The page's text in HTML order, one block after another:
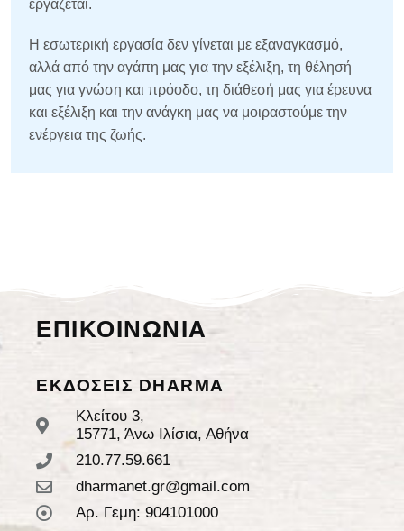
εργάζεται.
Η εσωτερική εργασία δεν γίνεται με εξαναγκασμό,
αλλά από την αγάπη μας για την εξέλιξη, τη θέλησή
μας για γνώση και πρόοδο, τη διάθεσή μας για έρευνα
και εξέλιξη και την ανάγκη μας να μοιραστούμε την
ενέργεια της ζωής.
ΕΠΙΚΟΙΝΩΝΙΑ
ΕΚΔΟΣΕΙΣ DHARMA
Κλείτου 3,
15771, Άνω Ιλίσια, Αθήνα
210.77.59.661
dharmanet.gr@gmail.com
Αρ. Γεμη: 904101000